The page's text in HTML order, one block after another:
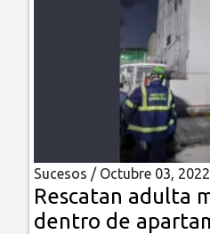
Multimedia
Sucesos / Octubre 03, 2022
Rescatan adulta
dentro de